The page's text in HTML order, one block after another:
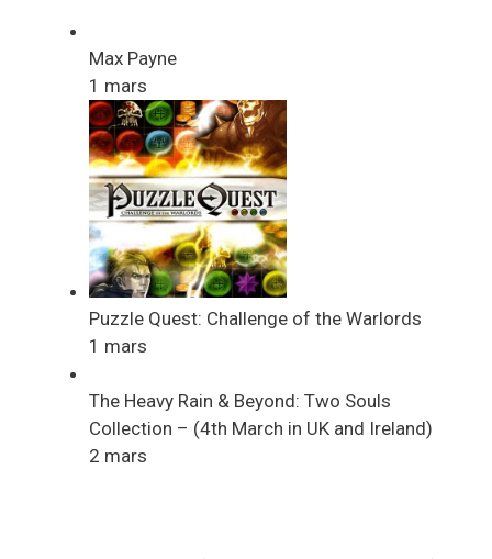
Max Payne
1 mars
Puzzle Quest: Challenge of the Warlords
1 mars
The Heavy Rain & Beyond: Two Souls
Collection – (4th March in UK and Ireland)
2 mars